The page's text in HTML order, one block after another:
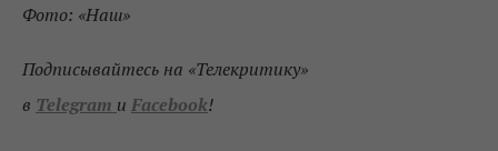
Фото: «Наш»
Подписывайтесь на «Телекритику»
в Telegram и Facebook!